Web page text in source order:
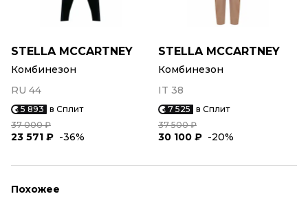
STELLA MCCARTNEY
Комбинезон
RU 44
5 893 в Сплит
37 000 ₽
23 571 ₽ -36%
STELLA MCCARTNEY
Комбинезон
IT 38
7 525 в Сплит
37 500 ₽
30 100 ₽ -20%
Похожее